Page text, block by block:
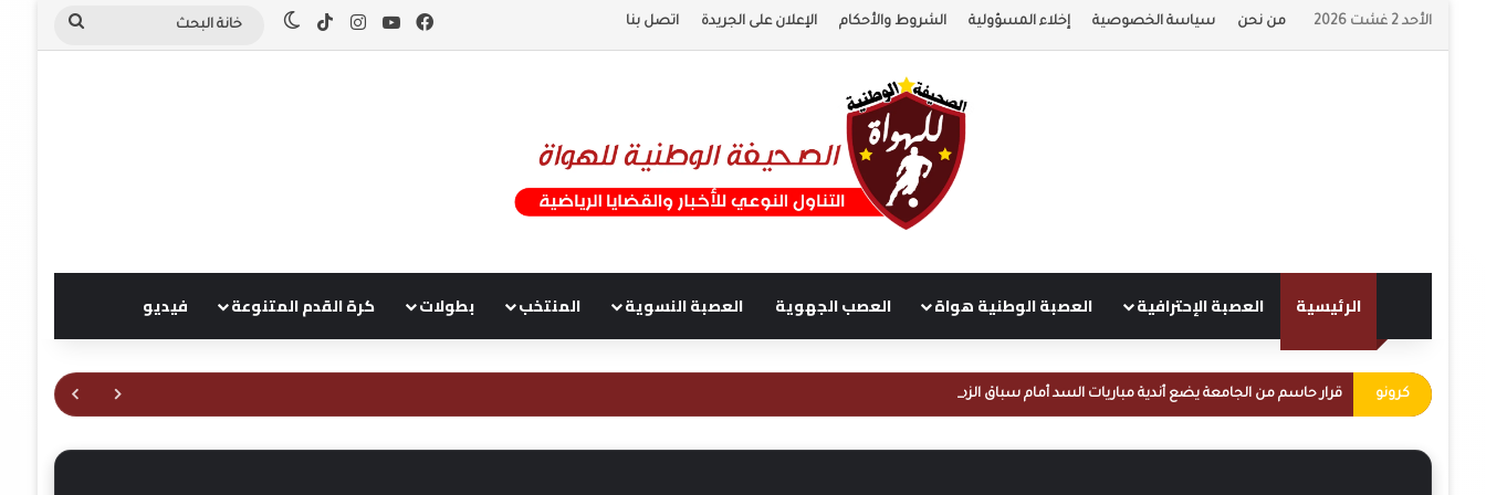
الأحد 2 غشت 2026 من نحن سياسة الخصوصية إخلاء المسؤولية الشروط والأحكام الإعلان على الجريدة اتصل بنا Facebook
YouTube
Instagram
TikTok
Switch skin
الرئيسية العصبة الإحترافية العصبة الوطنية هواة العصب الجهوية العصبة النسوية المنتخب بطولات كرة القدم المتنوعة فيديو
كرونو قرار حاسم من الجامعة يضع أندية مباريات السد أمام سباق الزمن لتأهيل ملاعبها